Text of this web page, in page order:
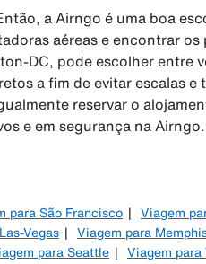
a Airngo é uma boa
aéreas e encontrar os
DC, pode escolher entre
a fim de evitar escalas e
reservar o
e em segurança na Airngo.
para São Francisco Viagem
Vegas Viagem para
para Seattle Viagem para